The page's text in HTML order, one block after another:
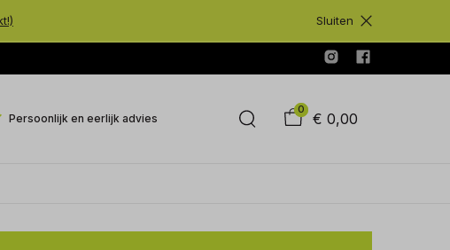
Sluiten
Persoonlijk en eerlijk advies
0
€ 0,00